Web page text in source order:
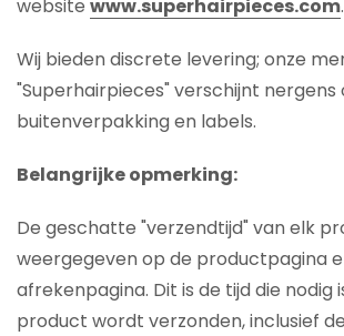
website www.superhairpieces.com.
Wij bieden discrete levering; onze
"Superhairpieces" verschijnt nergens
buitenverpakking en labels.
Belangrijke opmerking:
De geschatte "verzendtijd" van elk
weergegeven op de productpagina
afrekenpagina. Dit is de tijd die nodig
product wordt verzonden, inclusief